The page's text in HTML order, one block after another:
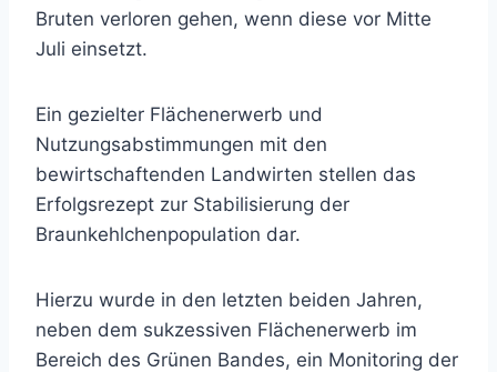
Bruten verloren gehen, wenn diese vor Mitte
Juli einsetzt.
Ein gezielter Flächenerwerb und
Nutzungsabstimmungen mit den
bewirtschaftenden Landwirten stellen das
Erfolgsrezept zur Stabilisierung der
Braunkehlchenpopulation dar.
Hierzu wurde in den letzten beiden Jahren,
neben dem sukzessiven Flächenerwerb im
Bereich des Grünen Bandes, ein Monitoring der